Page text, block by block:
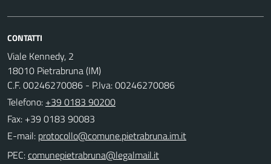
CONTATTI
Viale Kennedy, 2
18010 Pietrabruna (IM)
C.F. 00246270086 - P.Iva: 00246270086
Telefono: +39 0183 90200
Fax: +39 0183 90083
E-mail:
PEC: